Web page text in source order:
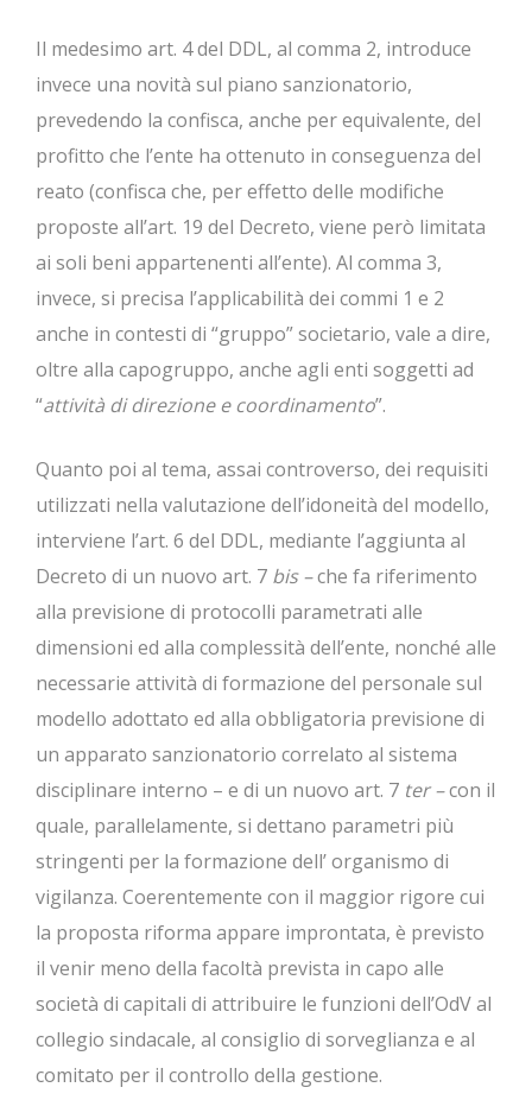
Il medesimo art. 4 del DDL, al comma 2, introduce
invece una novità sul piano sanzionatorio,
prevedendo la confisca, anche per equivalente, del
profitto che l’ente ha ottenuto in conseguenza del
reato (confisca che, per effetto delle modifiche
proposte all’art. 19 del Decreto, viene però limitata
ai soli beni appartenenti all’ente). Al comma 3,
invece, si precisa l’applicabilità dei commi 1 e 2
anche in contesti di “gruppo” societario, vale a dire,
oltre alla capogruppo, anche agli enti soggetti ad
“attività di direzione e coordinamento”.
Quanto poi al tema, assai controverso, dei requisiti
utilizzati nella valutazione dell’idoneità del modello,
interviene l’art. 6 del DDL, mediante l’aggiunta al
Decreto di un nuovo art. 7 bis –che fa riferimento
alla previsione di protocolli parametrati alle
dimensioni ed alla complessità dell’ente, nonché alle
necessarie attività di formazione del personale sul
modello adottato ed alla obbligatoria previsione di
un apparato sanzionatorio correlato al sistema
disciplinare interno – e di un nuovo art. 7 ter –con il
quale, parallelamente, si dettano parametri più
stringenti per la formazione dell’ organismo di
vigilanza. Coerentemente con il maggior rigore cui
la proposta riforma appare improntata, è previsto
il venir meno della facoltà prevista in capo alle
società di capitali di attribuire le funzioni dell’OdV al
collegio sindacale, al consiglio di sorveglianza e al
comitato per il controllo della gestione.